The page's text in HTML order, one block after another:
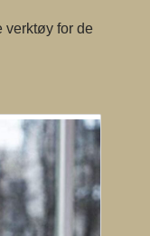
verktøy for de